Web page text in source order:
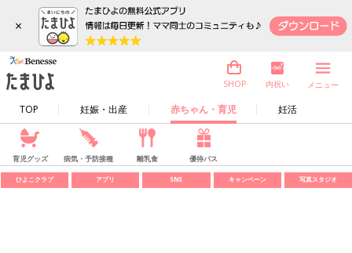
×
TOP 妊娠・出産 赤ちゃん・育児 妊活
SHOP 内祝い メニュー
育児グッズ 病気・予防接種 離乳食 優待パス
ひよこクラブ アプリ SNS キャンペーン 写真スタジオ